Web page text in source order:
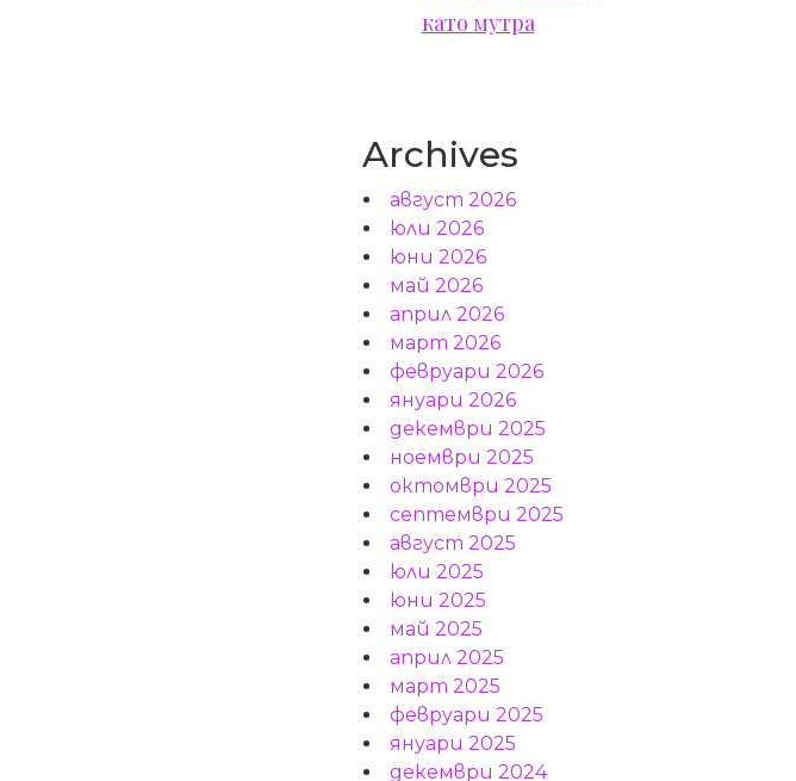
като мутра
Archives
август 2026
юли 2026
юни 2026
май 2026
април 2026
март 2026
февруари 2026
януари 2026
декември 2025
ноември 2025
октомври 2025
септември 2025
август 2025
юли 2025
юни 2025
май 2025
април 2025
март 2025
февруари 2025
януари 2025
декември 2024